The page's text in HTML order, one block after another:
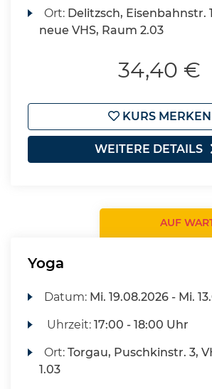
Ort: Delitzsch, Eisenbahnstr.
neue VHS, Raum 2.03
34,40 €
KURS MERKEN
WEITERE DETAILS
AUF
Yoga
Datum: Mi. 19.08.2026 - Mi.
Uhrzeit:17:00 - 18:00 Uhr
Ort:Torgau, Puschkinstr. 3,
1.03